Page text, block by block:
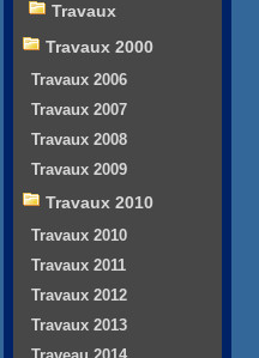
Travaux
Travaux 2000
Travaux 2006
Travaux 2007
Travaux 2008
Travaux 2009
Travaux 2010
Travaux 2010
Travaux 2011
Travaux 2012
Travaux 2013